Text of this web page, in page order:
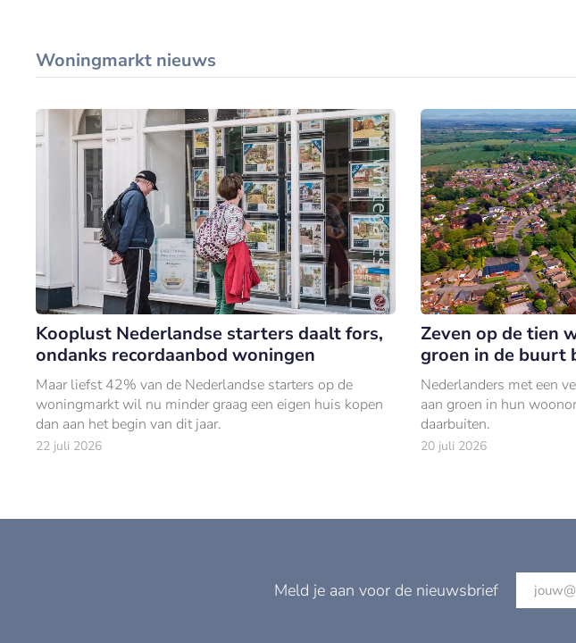
Woningmarkt nieuws
Kooplust Nederlandse starters daalt fors,
ondanks recordaanbod woningen
Maar liefst 42% van de Nederlandse starters op de
woningmarkt wil nu minder graag een eigen huis kopen
dan aan het begin van dit jaar.
22 juli 2026
Zeven op de tien
groen in de buurt
Nederlanders met een
aan groen in hun
daarbuiten.
20 juli 2026
Meld je aan voor de nieuwsbrief